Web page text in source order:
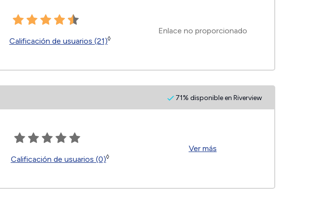
Calificación de usuarios (21)◊
Enlace no proporcionado
71% disponible en Riverview
Calificación de usuarios (0)◊
Ver más